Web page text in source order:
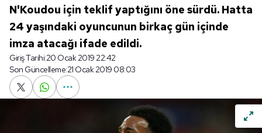
N'Koudou için teklif yaptığını öne sürdü. Hatta
24 yaşındaki oyuncunun birkaç gün içinde
imza atacağı ifade edildi.
Giriş Tarihi:20 Ocak 2019 22:42
Son Güncelleme:21 Ocak 2019 08:03